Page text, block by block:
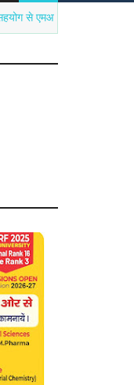
में साइबर सिक्योरिटी